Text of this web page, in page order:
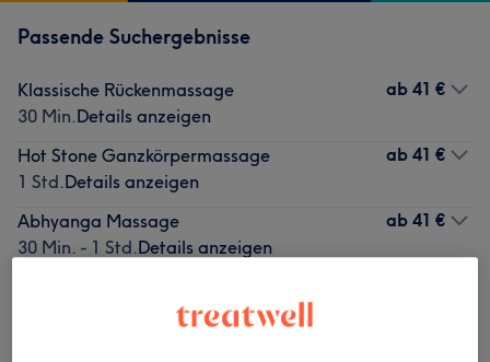
Passende Suchergebnisse
Klassische Rückenmassage
30 Min.Details anzeigen
ab 41 €
Hot Stone Ganzkörpermassage
1 Std.Details anzeigen
ab 41 €
Abhyanga Massage
30 Min. - 1 Std.Details anzeigen
ab 41 €
Nicht gefunden wonach du gesucht hast?